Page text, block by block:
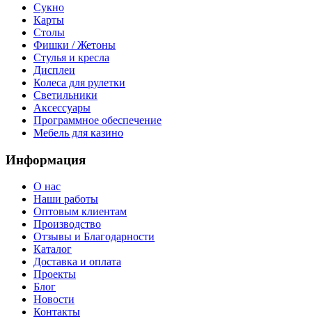
Сукно
Карты
Столы
Фишки / Жетоны
Стулья и кресла
Дисплеи
Колеса для рулетки
Светильники
Аксессуары
Программное обеспечение
Мебель для казино
Информация
О нас
Наши работы
Оптовым клиентам
Производство
Отзывы и Благодарности
Каталог
Доставка и оплата
Проекты
Блог
Новости
Контакты